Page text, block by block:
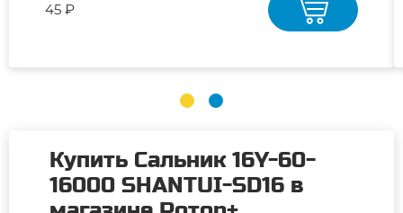
45 ₽
Купить Сальник 16Y-60-
16000 SHANTUI-SD16 в